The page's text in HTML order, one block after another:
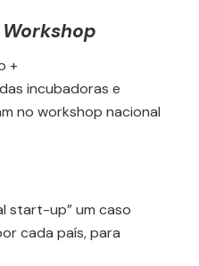
+
incubadoras e
no workshop nacional
start-up” um caso
cada país, para